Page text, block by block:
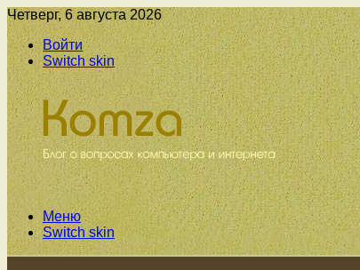
Четверг, 6 августа 2026
Войти
Switch skin
Меню
Switch skin